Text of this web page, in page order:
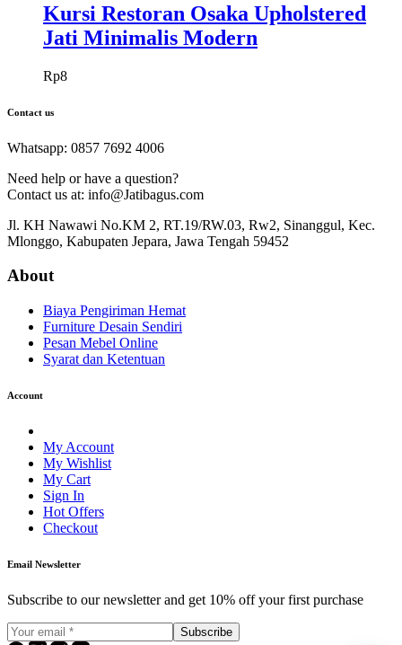
Kursi Restoran Osaka Upholstered
Jati Minimalis Modern
Rp8
Contact us
Whatsapp: 0857 7692 4006
Need help or have a question?
Contact us at: info@Jatibagus.com
Jl. KH Nawawi No.KM 2, RT.19/RW.03, Rw2, Sinanggul, Kec.
Mlonggo, Kabupaten Jepara, Jawa Tengah 59452
About
Biaya Pengiriman Hemat
Furniture Desain Sendiri
Pesan Mebel Online
Syarat dan Ketentuan
Account
My Account
My Wishlist
My Cart
Sign In
Hot Offers
Checkout
Email Newsletter
Subscribe to our newsletter and get 10% off your first purchase
Subscribe